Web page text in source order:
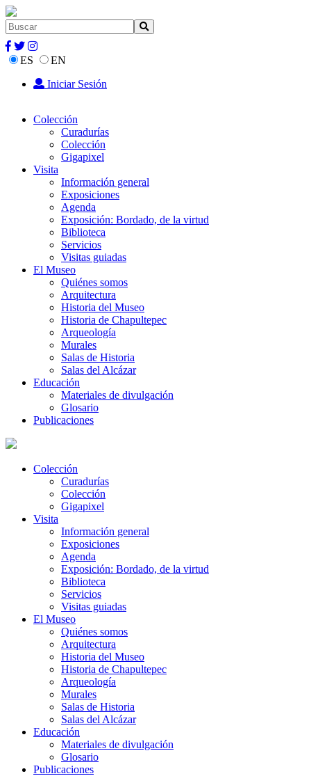
ES
EN
Iniciar Sesión
Colección
Curadurías
Colección
Gigapixel
Visita
Información general
Exposiciones
Agenda
Exposición: Bordado, de la virtud
Biblioteca
Servicios
Visitas guiadas
El Museo
Quiénes somos
Arquitectura
Historia del Museo
Historia de Chapultepec
Arqueología
Murales
Salas de Historia
Salas del Alcázar
Educación
Materiales de divulgación
Glosario
Publicaciones
Colección
Curadurías
Colección
Gigapixel
Visita
Información general
Exposiciones
Agenda
Exposición: Bordado, de la virtud
Biblioteca
Servicios
Visitas guiadas
El Museo
Quiénes somos
Arquitectura
Historia del Museo
Historia de Chapultepec
Arqueología
Murales
Salas de Historia
Salas del Alcázar
Educación
Materiales de divulgación
Glosario
Publicaciones